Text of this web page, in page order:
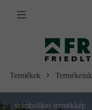
tartalomra
Termékek Termékeink
szimbolikus termékkép